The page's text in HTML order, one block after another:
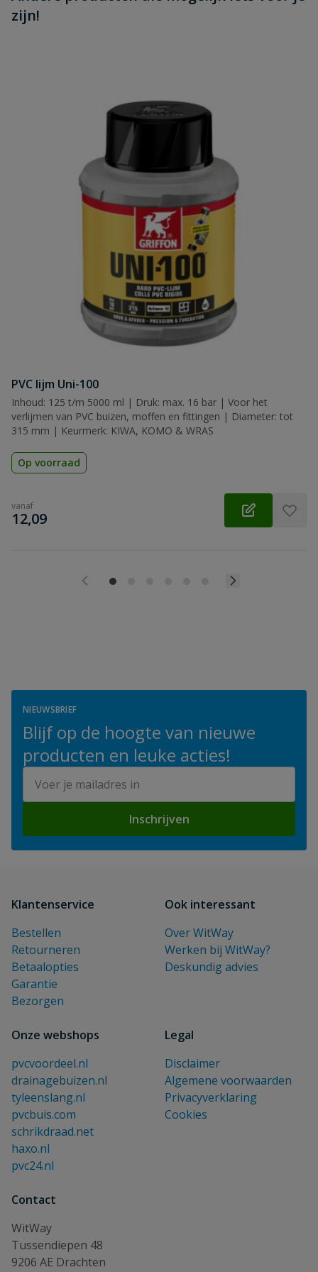
zijn!
PVC lijm Uni-100
Inhoud: 125 t/m 5000 ml | Druk: max. 16 bar | Voor het
verlijmen van PVC buizen, moffen en fittingen | Diameter: tot
315 mm | Keurmerk: KIWA, KOMO & WRAS
Op voorraad
vanaf
€
12,09
NIEUWSBRIEF
Blijf op de hoogte van nieuwe
producten en leuke acties!
Inschrijven
Klantenservice
Bestellen
Retourneren
Betaalopties
Garantie
Bezorgen
Ook interessant
Over WitWay
Werken bij WitWay?
Deskundig advies
Onze webshops
pvcvoordeel.nl
drainagebuizen.nl
tyleenslang.nl
pvcbuis.com
schrikdraad.net
haxo.nl
pvc24.nl
Legal
Disclaimer
Algemene voorwaarden
Privacyverklaring
Cookies
Contact
WitWay
Tussendiepen 48
9206 AE Drachten